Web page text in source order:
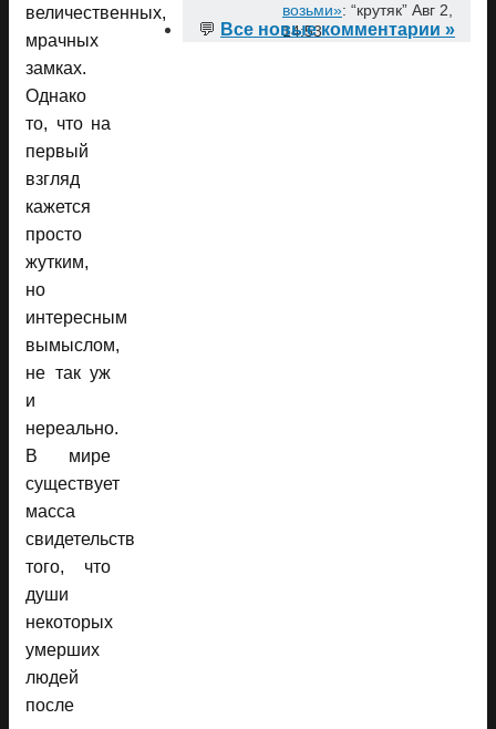
величественных,
мрачных
замках.
Однако
то, что на
первый
взгляд
кажется
просто
жутким,
но
интересным
вымыслом,
не так уж
и
нереально.
В мире
существует
масса
свидетельств
того, что
души
некоторых
умерших
людей
после
возьми»: “крутяк” Авг 2,
14:53
💬 Все новые комментарии »